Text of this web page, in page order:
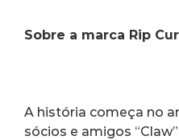
Sobre a marca Rip
A história começa no
sócios e amigos